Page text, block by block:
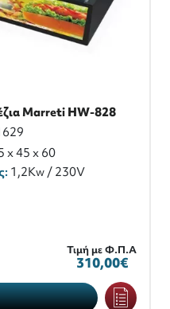
Marreti HW-828
x 45 x 60
1,2Κw / 230V
Τιμή με Φ.Π.Α
310,00€